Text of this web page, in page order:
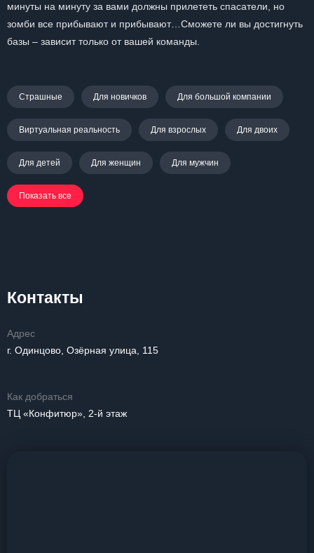
минуты на минуту за вами должны прилететь спасатели, но
зомби все прибывают и прибывают…Сможете ли вы достигнуть
базы – зависит только от вашей команды.
Страшные Для новичков Для большой компании
Виртуальная реальность Для взрослых Для двоих
Для детей Для женщин Для мужчин
Показать все
Контакты
Адрес
г. Одинцово, Озёрная улица, 115
Как добраться
ТЦ «Конфитюр», 2-й этаж